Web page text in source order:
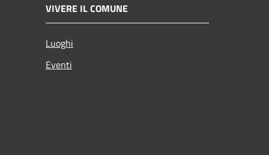
VIVERE IL COMUNE
Luoghi
Eventi